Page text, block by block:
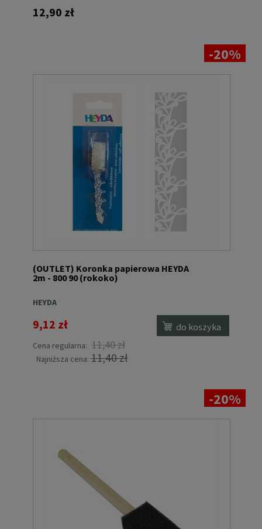
12,90 zł
(OUTLET) Koronka papierowa HEYDA
2m - 800 90 (rokoko)
HEYDA
9,12 zł
Cena regularna: 11,40 zł
Najniższa cena: 11,40 zł
do koszyka
-20%
-20%